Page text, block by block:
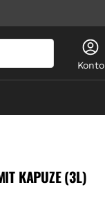
Konto
KAPUZE (3L)